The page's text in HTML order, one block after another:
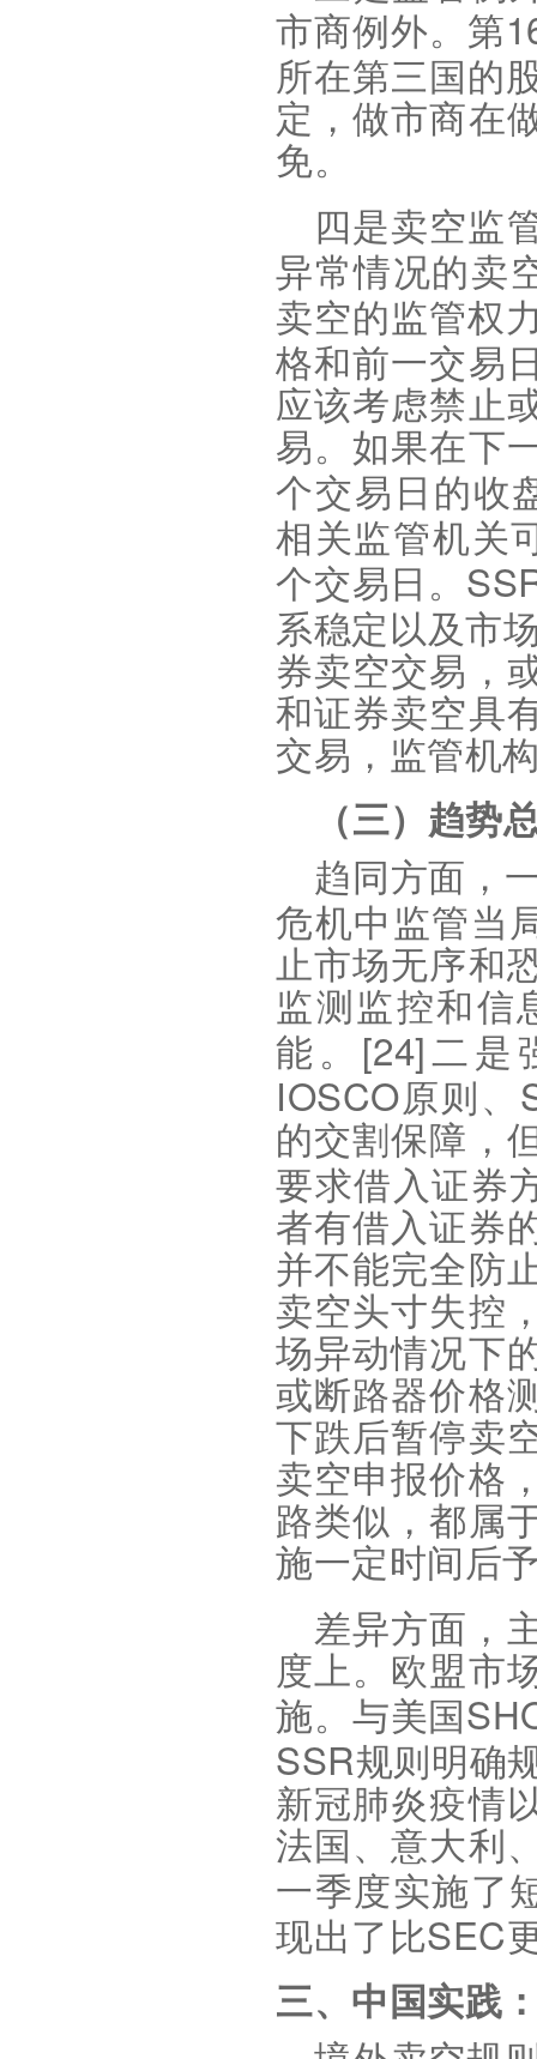
市商例外。第
所在第三国的
定，做市商在
免。
四是卖空监
异常情况的卖
卖空的监管权
格和前一交易
应该考虑禁止
易。如果在下
个交易日的收
相关监管机关
个交易日。
系稳定以及市
券卖空交易，
和证券卖空具
交易，监管机
（三）趋势
趋同方面，
危机中监管当
止市场无序和
监测监控和信
能。 [24] 二是
IOSCO原则、
的交割保障，
要求借入证券
者有借入证券
并不能完全防
卖空头寸失控
场异动情况下
或断路器价格
下跌后暂停卖
卖空申报价格
路类似，都属
施一定时间后
差异方面，
度上。欧盟市
施。与美国
SSR规则明确
新冠肺炎疫情
法国、意大利
一季度实施了
现出了比SEC
三、中国实践